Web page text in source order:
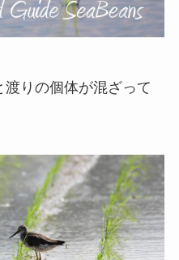
りの個体が混ざって